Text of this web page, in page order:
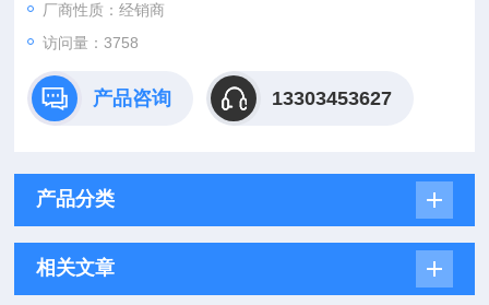
厂商性质：经销商
访问量：3758
产品咨询 13303453627
产品分类
相关文章